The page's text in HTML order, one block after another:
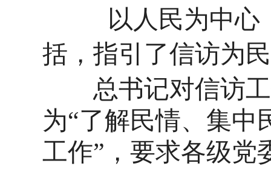
以人民为中心
括，指引了信访为
总书记对信访工
为“了解民情、集中
工作”，要求各级党